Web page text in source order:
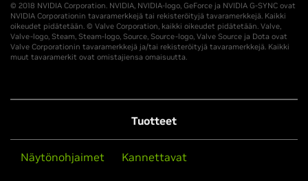
© 2018 NVIDIA Corporation. NVIDIA, NVIDIA-logo, GeForce ja NVIDIA G-SYNC ovat
NVIDIA Corporationin tavaramerkkejä tai rekisteröityjä tavaramerkkejä. Kaikki
oikeudet pidätetään. © Valve Corporation, kaikki oikeudet pidätetään. Valve,
Valve-logo, Steam, Steam-logo, Source, Source-logo, Valve Source ja Dota ovat
Valve Corporationin tavaramerkkejä ja/tai rekisteröityjä tavaramerkkejä. Kaikki
muut tavaramerkit ovat omistajiensa omaisuutta.
Tuotteet
Näytönohjaimet Kannettavat